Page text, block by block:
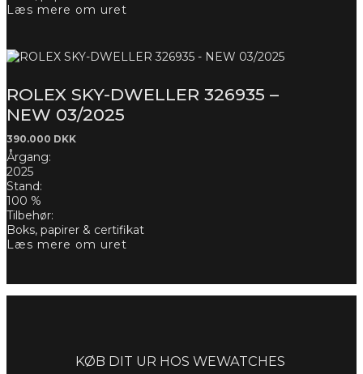
Læs mere om uret
ROLEX SKY-DWELLER 326935 –
NEW 03/2025
390.000 DKK
Årgang:
2025
Stand:
100 %
Tilbehør:
Boks, papirer & certifikat
Læs mere om uret
KØB DIT UR HOS WEWATCHES